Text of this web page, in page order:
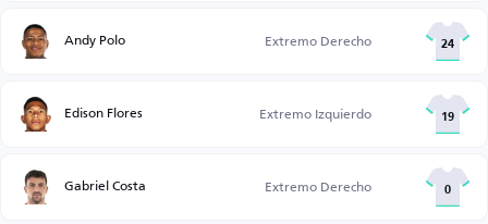
Andy Polo Extremo Derecho 24
Edison Flores Extremo Izquierdo 19
Gabriel Costa Extremo Derecho 0